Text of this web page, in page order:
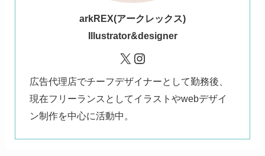
arkREX(アークレックス)
Illustrator&designer
X Instagram
広告代理店でチーフデザイナーとして勤務後、
現在フリーランスとしてイラストやwebデザイ
ン制作を中心に活動中。